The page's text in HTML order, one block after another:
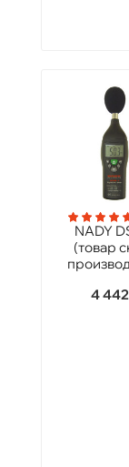
NADY
(товар
4